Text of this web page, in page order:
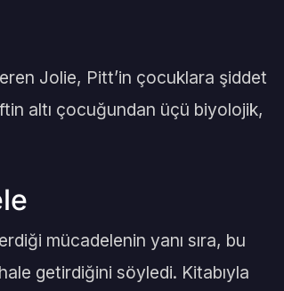
Jolie, Pitt’in çocuklara şiddet
altı çocuğundan üçü biyolojik,
mücadelenin yanı sıra, bu
getirdiğini söyledi. Kitabıyla